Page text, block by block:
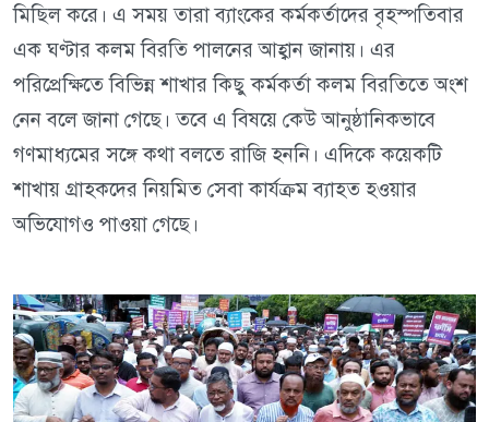
মিছিল করে। এ সময় তারা ব্যাংকের কর্মকর্তাদের বৃহস্পতিবার
এক ঘণ্টার কলম বিরতি পালনের আহ্বান জানায়। এর
পরিপ্রেক্ষিতে বিভিন্ন শাখার কিছু কর্মকর্তা কলম বিরতিতে অংশ
নেন বলে জানা গেছে। তবে এ বিষয়ে কেউ আনুষ্ঠানিকভাবে
গণমাধ্যমের সঙ্গে কথা বলতে রাজি হননি। এদিকে কয়েকটি
শাখায় গ্রাহকদের নিয়মিত সেবা কার্যক্রম ব্যাহত হওয়ার
অভিযোগও পাওয়া গেছে।